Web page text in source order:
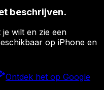
beschrijven.
wilt en zie een
op iPhone en
Ontdek het op Google